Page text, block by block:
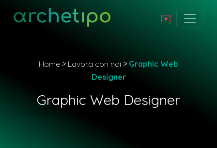
✉️
Home > Lavora con noi > Graphic Web
Designer
Graphic Web Designer